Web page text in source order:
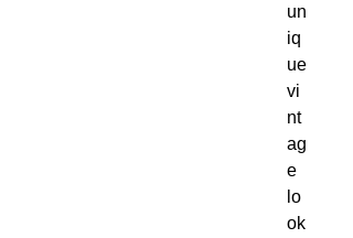
un
iq
ue
vi
nt
ag
e
lo
ok